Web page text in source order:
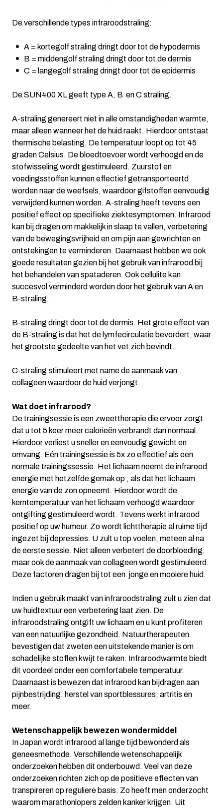
De verschillende types infraroodstraling:
A = kortegolf straling dringt door tot de hypodermis
B = middengolf straling dringt door tot de dermis
C = langegolf straling dringt door tot de epidermis
De SUN400 XL geeft type A, B en C straling.
A-straling genereert niet in alle omstandigheden warmte,
maar alleen wanneer het de huid raakt. Hierdoor ontstaat
thermische belasting. De temperatuur loopt op tot 45
graden Celsius. De bloedtoevoer wordt verhoogd en de
stofwisseling wordt gestimuleerd. Zuurstof en
voedingsstoffen kunnen effectief getransporteertd
worden naar de weefsels, waardoor gifstoffen eenvoudig
verwijderd kunnen worden. A-straling heeft tevens een
positief effect op specifieke ziektesymptomen. Infrarood
kan bij dragen om makkelijk in slaap te vallen, verbetering
van de bewegingsvrijheid en om pijn aan gewrichten en
ontstekingen te verminderen. Daarnaast hebben we ook
goede resultaten gezien bij het gebruik van infrarood bij
het behandelen van spataderen. Ook cellulite kan
succesvol verminderd worden door het gebruik van A en
B-straling.
B-straling dringt door tot de dermis. Het grote effect van
de B-straling is dat het de lymfecirculatie bevordert, waar
het grootste gedeelte van het vet zich bevindt.
C-straling stimuleert met name de aanmaak van
collageen waardoor de huid verjongt.
Wat doet infrarood?
De trainingsessie is een zweettherapie die ervoor zorgt
dat u tot 5 keer meer calorieën verbrandt dan normaal.
Hierdoor verliest u sneller en eenvoudig gewicht en
omvang. Eén trainingsessie is 5x zo effectief als een
normale trainingssessie. Het lichaam neemt de infrarood
energie met hetzelfde gemak op , als dat het lichaam
energie van de zon opneemt. Hierdoor wordt de
kerntemperatuur van het lichaam verhoogd waardoor
ontgifting gestimuleerd wordt. Tevens werkt infrarood
positief op uw humeur. Zo wordt lichttherapie al ruime tijd
ingezet bij depressies. U zult u top voelen, meteen al na
de eerste sessie. Niet alleen verbetert de doorbloeding,
maar ook de aanmaak van collageen wordt gestimuleerd.
Deze factoren dragen bij tot een jonge en mooiere huid.
Indien u gebruik maakt van infraroodstraling zult u zien dat
uw huidtextuur een verbetering laat zien. De
infraroodstraling ontgift uw lichaam en u kunt profiteren
van een natuurlijke gezondheid. Natuurtherapeuten
bevestigen dat zweten een uitstekende manier is om
schadelijke stoffen kwijt te raken. Infraroodwarmte biedt
dit voordeel onder een comfortabele temperatuur.
Daarnaast is bewezen dat infrarood kan bijdragen aan
pijnbestrijding, herstel van sportblessures, artritis en
meer.
Wetenschappelijk bewezen wondermiddel
In Japan wordt infrarood al lange tijd bewonderd als
geneesmethode. Verschillende wetenschappelijk
onderzoeken hebben dit onderbouwd. Veel van deze
onderzoeken richten zich op de positieve effecten van
transpireren op reguliere basis. Zo heeft men onderzocht
waarom marathonlopers zelden kanker krijgen. Uit